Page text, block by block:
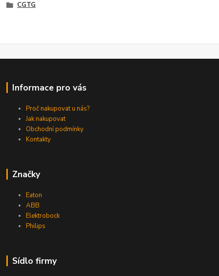
CGTG
Informace pro vás
Proč nakupovat u nás?
Jak nakupovat
Obchodní podmínky
Kontakty
Značky
Eaton
ABB
Elektrobock
Philips
Sídlo firmy